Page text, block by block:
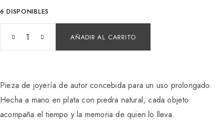
6 DISPONIBLES
AÑADIR AL CARRITO
Pieza de joyería de autor concebida para un uso prolongado.
Hecha a mano en plata con piedra natural, cada objeto
acompaña el tiempo y la memoria de quien lo lleva.